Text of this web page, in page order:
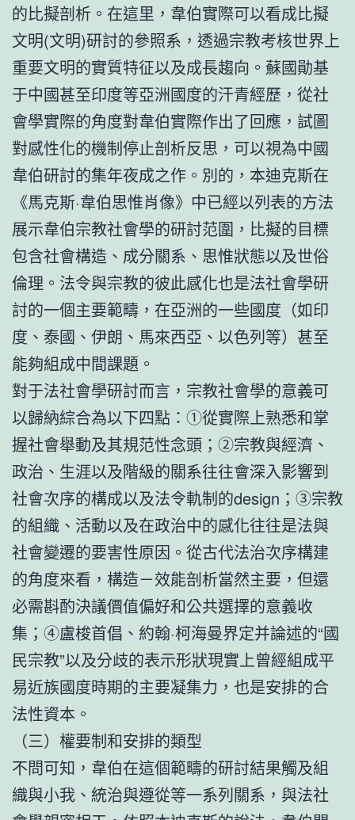
的比擬剖析。在這里，韋伯實際可以看成比擬
文明(文明)研討的參照系，透過宗教考核世界上
重要文明的實質特征以及成長趨向。蘇國勛基
于中國甚至印度等亞洲國度的汗青經歷，從社
會學實際的角度對韋伯實際作出了回應，試圖
對感性化的機制停止剖析反思，可以視為中國
韋伯研討的集年夜成之作。別的，本迪克斯在
《馬克斯·韋伯思惟肖像》中已經以列表的方法
展示韋伯宗教社會學的研討范圍，比擬的目標
包含社會構造、成分關系、思惟狀態以及世俗
倫理。法令與宗教的彼此感化也是法社會學研
討的一個主要範疇，在亞洲的一些國度（如印
度、泰國、伊朗、馬來西亞、以色列等）甚至
能夠組成中間課題。
對于法社會學研討而言，宗教社會學的意義可
以歸納綜合為以下四點：①從實際上熟悉和掌
握社會舉動及其規范性念頭；②宗教與經濟、
政治、生涯以及階級的關系往往會深入影響到
社會次序的構成以及法令軌制的design；③宗教
的組織、活動以及在政治中的感化往往是法與
社會變遷的要害性原因。從古代法治次序構建
的角度來看，構造－效能剖析當然主要，但還
必需斟酌決議價值偏好和公共選擇的意義收
集；④盧梭首倡、約翰·柯海曼界定并論述的“國
民宗教”以及分歧的表示形狀現實上曾經組成平
易近族國度時期的主要凝集力，也是安排的合
法性資本。
（三）權要制和安排的類型
不問可知，韋伯在這個範疇的研討結果觸及組
織與小我、統治與遵從等一系列關系，與法社